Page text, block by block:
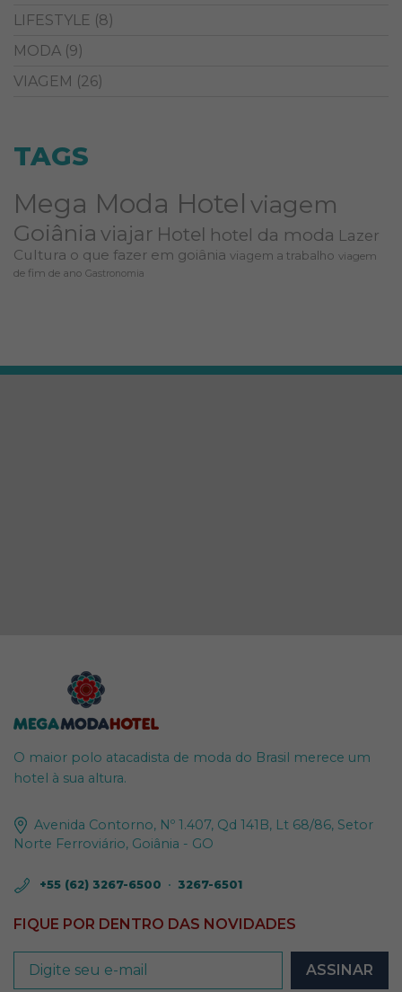
LIFESTYLE (8)
MODA (9)
VIAGEM (26)
TAGS
Mega Moda Hotel viagem
Goiânia viajar Hotel hotel da moda Lazer
Cultura o que fazer em goiânia viagem a trabalho viagem
de fim de ano Gastronomia
O maior polo atacadista de moda do Brasil merece um
hotel à sua altura.
Avenida Contorno, Nº 1.407, Qd 141B, Lt 68/86, Setor
Norte Ferroviário, Goiânia - GO
+55 (62) 3267-6500 • 3267-6501
FIQUE POR DENTRO DAS NOVIDADES